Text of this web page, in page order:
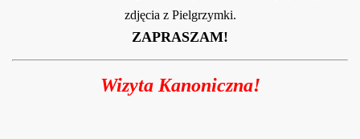
zdjęcia z Pielgrzymki.
ZAPRASZAM!
Wizyta Kanoniczna!